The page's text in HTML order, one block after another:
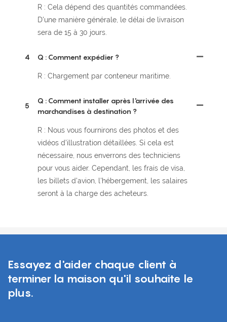
R : Cela dépend des quantités commandées.
D'une manière générale, le délai de livraison
sera de 15 à 30 jours.
4 Q : Comment expédier ?
R : Chargement par conteneur maritime.
5
Q : Comment installer après l'arrivée des
marchandises à destination ?
R : Nous vous fournirons des photos et des
vidéos d’illustration détaillées. Si cela est
nécessaire, nous enverrons des techniciens
pour vous aider. Cependant, les frais de visa,
les billets d'avion, l'hébergement, les salaires
seront à la charge des acheteurs.
Essayez d'aider chaque client à
terminer la maison qu'il souhaite le
plus.